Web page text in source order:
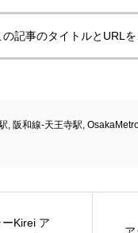
の記事のタイトルとURL
, 阪和線-天王寺駅,
Kirei ア